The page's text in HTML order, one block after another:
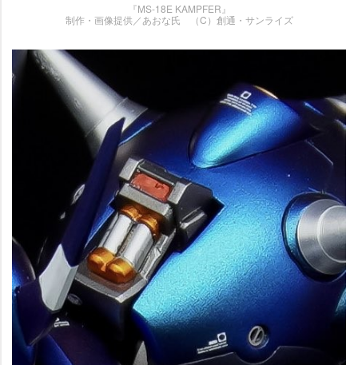
『MS-18E KAMPFER』
制作・画像提供／あおな氏 （C）創通・サンライズ